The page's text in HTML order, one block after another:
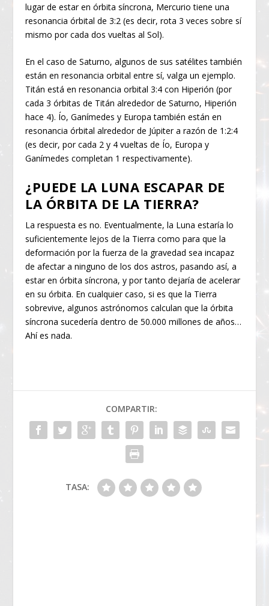
lugar de estar en órbita síncrona, Mercurio tiene una
resonancia órbital de 3:2 (es decir, rota 3 veces sobre sí
mismo por cada dos vueltas al Sol).
En el caso de Saturno, algunos de sus satélites también
están en resonancia orbital entre sí, valga un ejemplo.
Titán está en resonancia orbital 3:4 con Hiperión (por
cada 3 órbitas de Titán alrededor de Saturno, Hiperión
hace 4). Ío, Ganímedes y Europa también están en
resonancia órbital alrededor de Júpiter a razón de 1:2:4
(es decir, por cada 2 y 4 vueltas de Ío, Europa y
Ganímedes completan 1 respectivamente).
¿PUEDE LA LUNA ESCAPAR DE
LA ÓRBITA DE LA TIERRA?
La respuesta es no. Eventualmente, la Luna estaría lo
suficientemente lejos de la Tierra como para que la
deformación por la fuerza de la gravedad sea incapaz
de afectar a ninguno de los dos astros, pasando así, a
estar en órbita síncrona, y por tanto dejaría de acelerar
en su órbita. En cualquier caso, si es que la Tierra
sobrevive, algunos astrónomos calculan que la órbita
síncrona sucedería dentro de 50.000 millones de años…
Ahí es nada.
COMPARTIR:
TASA: